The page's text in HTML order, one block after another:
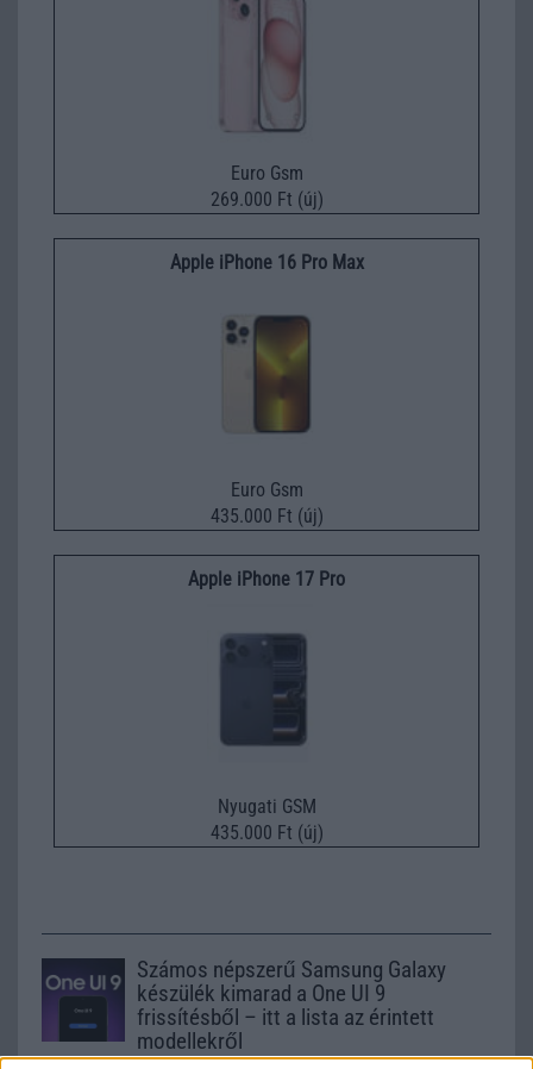
Euro Gsm
269.000 Ft (új)
Apple iPhone 16 Pro Max
Euro Gsm
435.000 Ft (új)
Apple iPhone 17 Pro
Nyugati GSM
435.000 Ft (új)
Számos népszerű Samsung Galaxy
készülék kimarad a One UI 9
frissítésből – itt a lista az érintett
modellekről